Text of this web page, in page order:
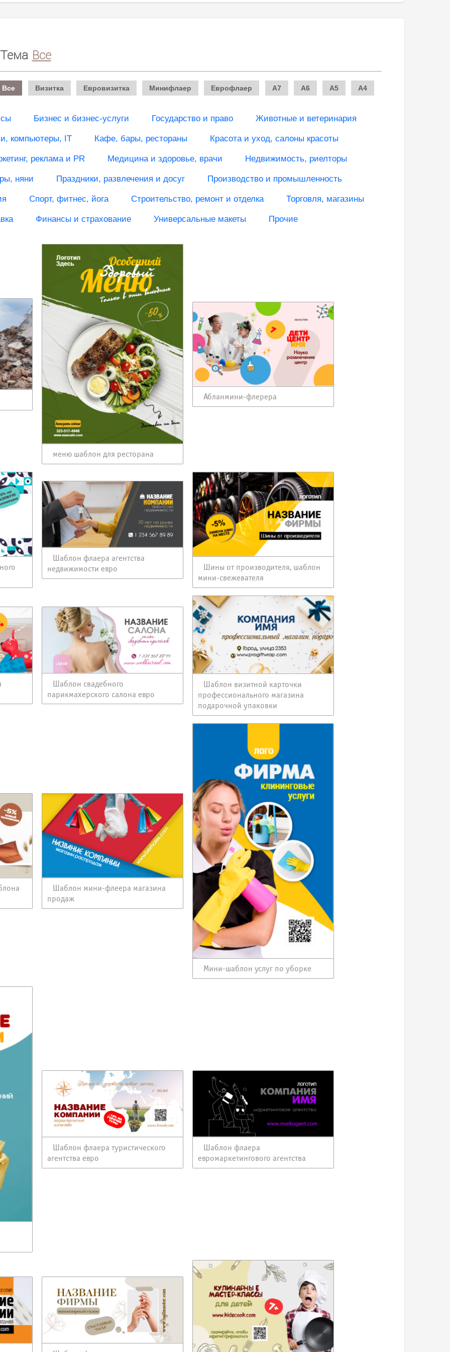
Тема Все
Все Визитка Евровизитка Минифлаер Еврофлаер A7 A6 A5 A4
Бизнес и бизнес-услуги Государство и право Животные и ветеринария
компьютеры, IT Кафе, бары, рестораны Красота и уход, салоны красоты
реклама и PR Медицина и здоровье, врачи Недвижимость, риелторы
няни Праздники, развлечения и досуг Производство и промышленность
Спорт, фитнес, йога Строительство, ремонт и отделка Торговля, магазины
Финансы и страхование Универсальные макеты Прочие
меню шаблон для ресторана
Абланмини-флерера
Шаблон флаера агентства
недвижимости евро
Шины от производителя, шаблон
мини-свежевателя
Шаблон свадебного
парикмахерского салона евро
Шаблон визитной карточки
профессионального магазина
подарочной упаковки
Шаблон мини-флеера магазина
продаж
Мини-шаблон услуг по уборке
Шаблон флаера туристического
агентства евро
Шаблон флаера
евромаркетингового агентства